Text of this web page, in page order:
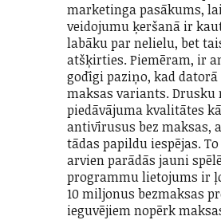
marketinga pasākums,
veidojumu ķeršanā ir
labāku par nelielu, bet
atšķirties. Piemēram, ir
godīgi paziņo, kad
maksas variants.
piedāvājuma kvalitātes
antivīrusus bez maksas,
tādas papildu iespējas.
arvien parādās jauni
programmu lietojums ir
10 miljonus bezmaksas
ieguvējiem nopērk